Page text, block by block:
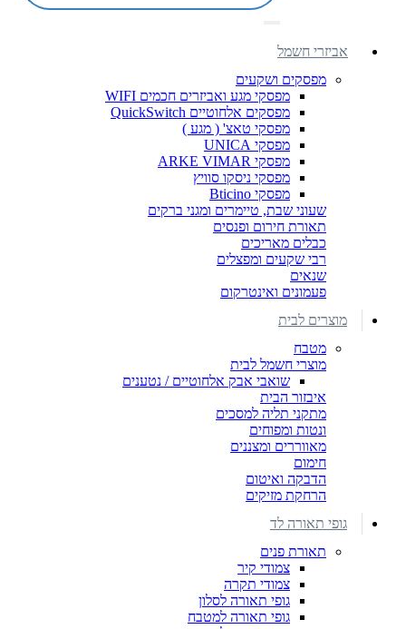
אביזרי חשמל
מפסקים ושקעים
מפסקי מגע ואביזרים חכמים WIFI
מפסקים אלחוטיים QuickSwitch
מפסקי טאצ' ( מגע )
מפסקי UNICA
מפסקי ARKE VIMAR
מפסקי ניסקו סוויץ
מפסקי Bticino
שעוני שבת, טיימרים ומגני ברקים
תאורת חירום ופנסים
כבלים מאריכים
רבי שקעים ומפצלים
שנאים
פעמונים ואינטרקום
מוצרים לבית
מטבח
מוצרי חשמל לבית
שואבי אבק אלחוטיים / נטענים
איבזור הבית
מתקני תליה למסכים
ונטות ומפוחים
מאווררים ומצננים
חימום
הדבקה ואיטום
הרחקת מזיקים
גופי תאורה לד
תאורת פנים
צמודי קיר
צמודי תקרה
גופי תאורה לסלון
גופי תאורה למטבח